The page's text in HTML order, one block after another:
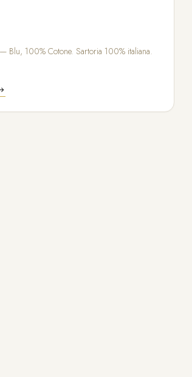
Blu, 100% Cotone. Sartoria 100% italiana.